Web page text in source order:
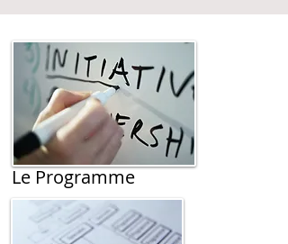
Le Programme